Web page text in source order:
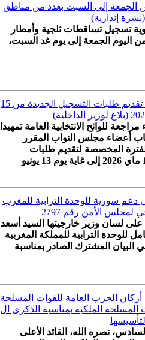
الجمعة إلى السبت بعدد من مناطق
إنذارية)
تسجيل تساقطات ثلجية وأمطار
اليوم الجمعة إلى يوم غد السبت،
مراجعة اللوائح الانتخابية العامة.. تقديم طلبات التسجيل الجديدة من 15
للوائح الانتخابية العامة تمهيدا
أعضاء مجلس النواب المقرر
23 شتنبر 2026، بأن الفترة المخصصة لتقديم طلبات
التسجيل الجديدة تبتدئ من يوم 15 ماي 2026 إلى غاية يوم 13 يونيو
دعم سورية للوحدة الترابية للمغرب
لمجلس الأمن رقم 2797
على لسان وزير خارجيتها السيد أسعد
للوحدة الترابية للمملكة المغربية
البيان المشترك الصادر بمناسبة
أركان الحرب العامة للقوات المسلحة
المسلحة الملكية بمناسبة الذكرى ال
نصره الله، القائد الأعلى